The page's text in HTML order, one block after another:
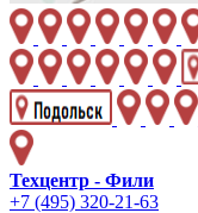
Техцентр - Фили
+7 (495) 320-21-63